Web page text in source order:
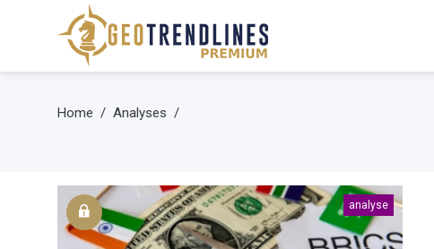
Home Analyses
analyse